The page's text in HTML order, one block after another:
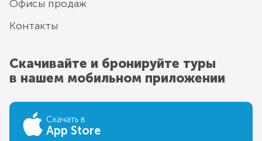
Офисы продаж
Контакты
Скачивайте и бронируйте туры
в нашем мобильном приложении
Скачать в
App Store